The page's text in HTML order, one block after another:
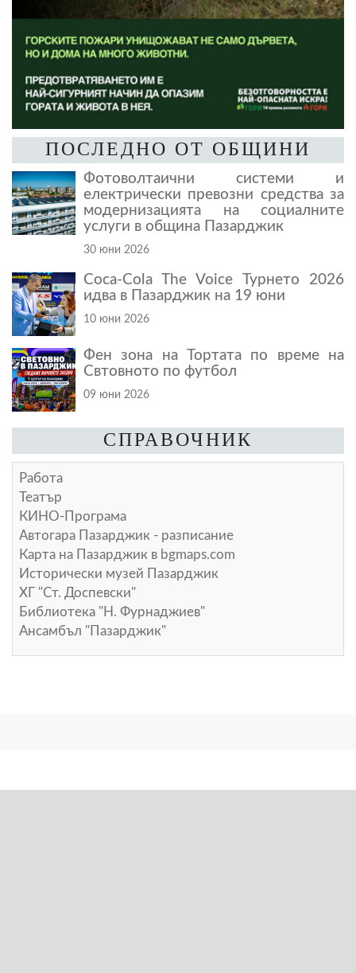
ПОСЛЕДНО ОТ ОБЩИНИ
Фотоволтаични системи и
електрически превозни средства за
модернизацията на социалните
услуги в община Пазарджик
30 юни 2026
Coca-Cola The Voice Турнето 2026
идва в Пазарджик на 19 юни
10 юни 2026
Фен зона на Тортата по време на
Свтовното по футбол
09 юни 2026
СПРАВОЧНИК
Работа
Театър
КИНО-Програма
Автогара Пазарджик - разписание
Карта на Пазарджик в bgmaps.com
Исторически музей Пазарджик
ХГ "Ст. Доспевски"
Библиотека "Н. Фурнаджиев"
Ансамбъл "Пазарджик"